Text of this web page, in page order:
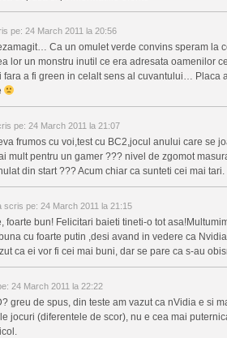
pe: 24 March 2011 la 20:56
Ca un omulet verde convins speram la
lor un monstru inutil ce era adresata oamenilor
fara a fi green in celalt sens al cuvantului… Placa
pe: 24 March 2011 la 21:07
frumos cu voi,test cu BC2,jocul anului care se
mult pentru un gamer ??? nivel de zgomot
din start ??? Acum chiar ca sunteti cei mai tari.
scris pe: 24 March 2011 la 21:15
foarte bun! Felicitari baieti tineti-o tot
cu foarte putin ,desi avand in vedere ca
ca ei vor fi cei mai buni, dar se pare ca s-au
24 March 2011 la 22:22
greu de spus, din teste am vazut ca nVidia e si
jocuri (diferentele de scor), nu e cea mai